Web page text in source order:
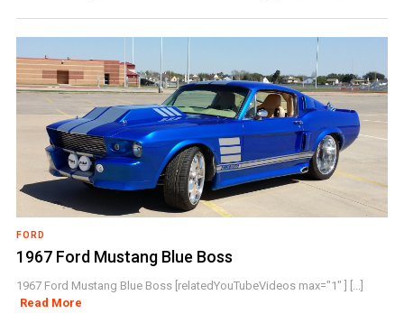
FORD
1967 Ford Mustang Blue Boss
1967 Ford Mustang Blue Boss [relatedYouTubeVideos max="1" ] [...]
Read More